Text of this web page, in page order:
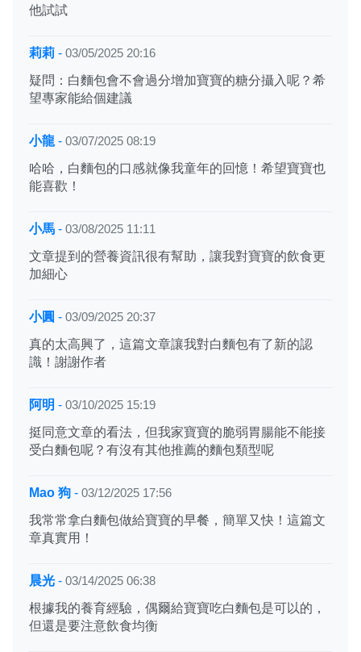
他試試
莉莉 - 03/05/2025 20:16
疑問：白麵包會不會過分增加寶寶的糖分攝入呢？希
望專家能給個建議
小龍 - 03/07/2025 08:19
哈哈，白麵包的口感就像我童年的回憶！希望寶寶也
能喜歡！
小馬 - 03/08/2025 11:11
文章提到的營養資訊很有幫助，讓我對寶寶的飲食更
加細心
小圓 - 03/09/2025 20:37
真的太高興了，這篇文章讓我對白麵包有了新的認
識！謝謝作者
阿明 - 03/10/2025 15:19
挺同意文章的看法，但我家寶寶的脆弱胃腸能不能接
受白麵包呢？有沒有其他推薦的麵包類型呢
Mao 狗 - 03/12/2025 17:56
我常常拿白麵包做給寶寶的早餐，簡單又快！這篇文
章真實用！
晨光 - 03/14/2025 06:38
根據我的養育經驗，偶爾給寶寶吃白麵包是可以的，
但還是要注意飲食均衡